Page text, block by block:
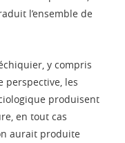
l’ensemble de
y compris
perspective, les
produisent
en tout cas
aurait produite